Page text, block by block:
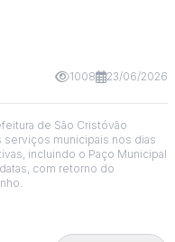
SAÚDE 1008 23/06/2026
de São Cristóvão
serviços municipais nos dias
incluindo o Paço Municipal
com retorno do